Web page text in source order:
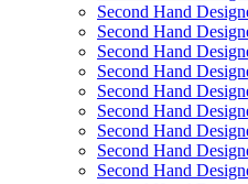
Second Hand
Second Hand
Second Hand
Second Hand
Second Hand
Second Hand
Second Hand
Second Hand
Second Hand